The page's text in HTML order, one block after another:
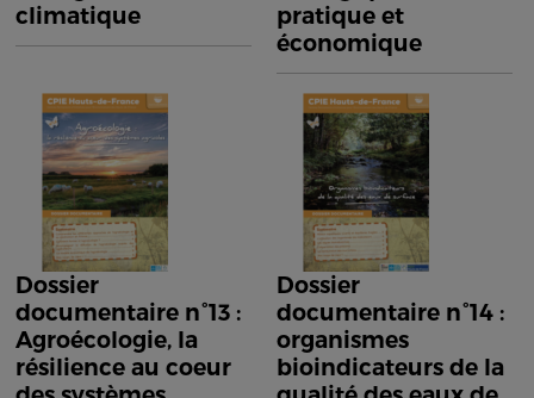
climatique
pratique et
économique
Dossier
documentaire n°13 :
Agroécologie, la
résilience au coeur
Dossier
documentaire n°14 :
organismes
bioindicateurs de la